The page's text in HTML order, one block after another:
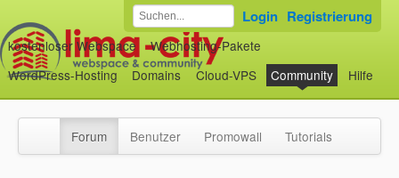
kostenloser Webspace
Webhosting-Pakete
WordPress-Hosting
Domains Cloud-VPS Community Hilfe
Login Registrierung
Forum Benutzer Promowall Tutorials